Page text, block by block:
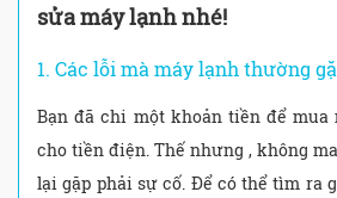
sửa máy lạnh nhé!
1. Các lỗi mà máy lạnh thường
Bạn đã chi một khoản tiền để
cho tiền điện. Thế nhưng , không
lại gặp phải sự cố. Để có thể tìm ra